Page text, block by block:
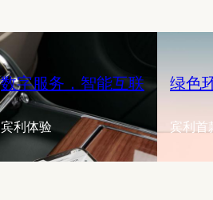
数字服务，智能互联
宾利体验
绿色
宾利首